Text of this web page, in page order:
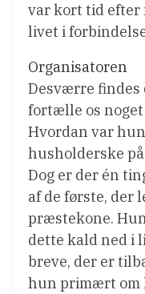
var kort tid efter
livet i
Organisatoren
Desværre findes
fortælle os
Hvordan var
husholderske
Dog er der én
af de første, der
præstekone.
dette kald ned i
breve, der er
hun primært om